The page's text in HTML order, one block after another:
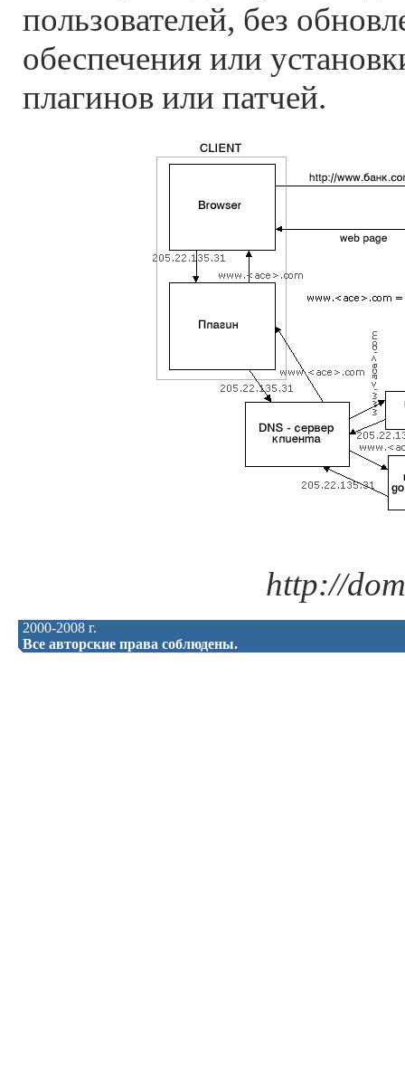
пользователей, без
обеспечения или
плагинов или патчей.
http://
2000-2008 г.
Все авторские права соблюдены.